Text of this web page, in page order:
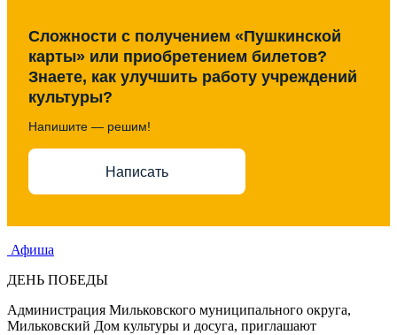
Сложности с получением «Пушкинской
карты» или приобретением билетов?
Знаете, как улучшить работу учреждений
культуры?
Напишите — решим!
Написать
Афиша
ДЕНЬ ПОБЕДЫ
Администрация Мильковского муниципального округа,
Мильковский Дом культуры и досуга, приглашают